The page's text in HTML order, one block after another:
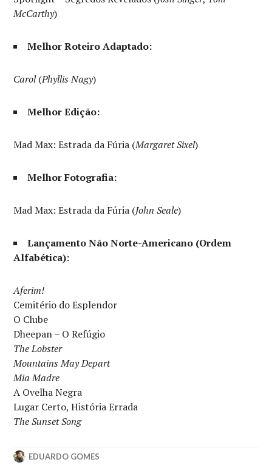
McCarthy)
Melhor Roteiro Adaptado:
Carol(Phyllis Nagy)
Melhor Edição:
Mad Max: Estrada da Fúria (Margaret Sixel)
Melhor Fotografia:
Mad Max: Estrada da Fúria (John Seale)
Lançamento Não Norte-Americano (Ordem
Alfabética):
Aferim!
Cemitério do Esplendor
O Clube
Dheepan – O Refúgio
The Lobster
Mountains May Depart
Mia Madre
A Ovelha Negra
Lugar Certo, História Errada
The Sunset Song
EDUARDO GOMES